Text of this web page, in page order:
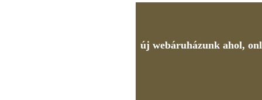
új webáruházunk ahol,